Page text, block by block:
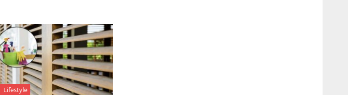
Lifestyle